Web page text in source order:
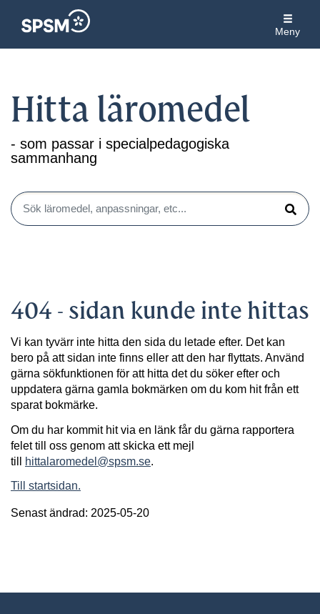
Meny
Hitta läromedel
- som passar i specialpedagogiska
sammanhang
Sök läromedel, anpassningar, etc...
Sök
404 - sidan kunde inte hittas
Vi kan tyvärr inte hitta den sida du letade efter. Det kan
bero på att sidan inte finns eller att den har flyttats. Använd
gärna sökfunktionen för att hitta det du söker efter och
uppdatera gärna gamla bokmärken om du kom hit från ett
sparat bokmärke.
Om du har kommit hit via en länk får du gärna rapportera
felet till oss genom att skicka ett mejl
till
hittalaromedel@spsm.se.
Till startsidan.
Senast ändrad: 2025-05-20